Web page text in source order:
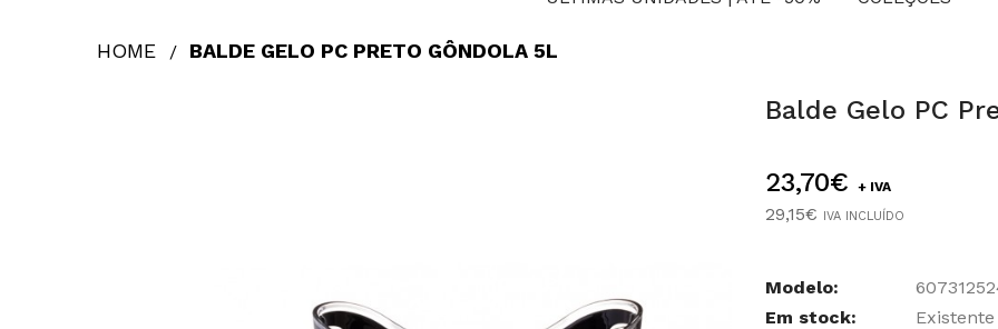
HOME BALDE GELO PC PRETO GÔNDOLA 5L
Balde Gelo PC
23,70€ + IVA
29,15€ IVA INCLUÍDO
Modelo:
Em stock:
Existente